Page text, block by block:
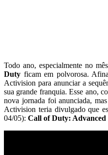
Todo ano, especialmente no
Duty ficam em polvorosa.
Activision para anunciar a
sua grande franquia. Esse ano,
nova jornada foi anunciada,
Activision teria divulgado que
04/05): Call of Duty: